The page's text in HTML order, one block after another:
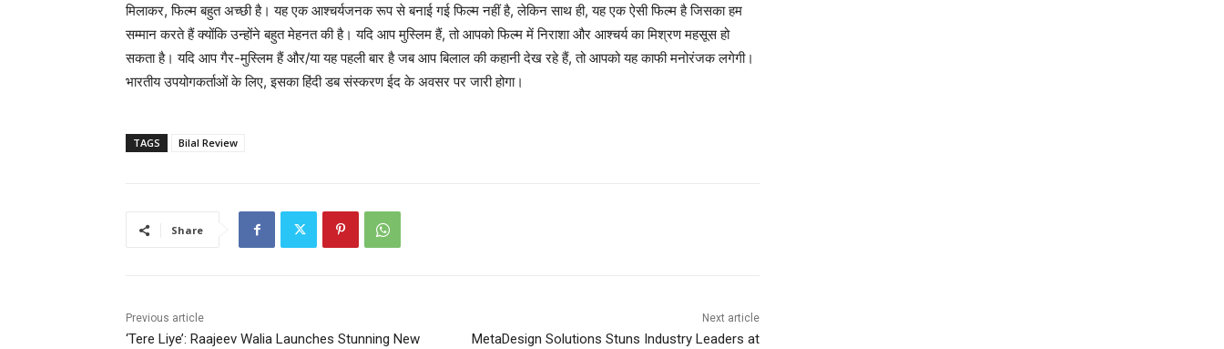
मिलाकर, फिल्म बहुत अच्छी है। यह एक आश्चर्यजनक रूप से बनाई गई फिल्म नहीं है, लेकिन साथ ही, यह एक ऐसी फिल्म है जिसका हम
सम्मान करते हैं क्योंकि उन्होंने बहुत मेहनत की है। यदि आप मुस्लिम हैं, तो आपको फिल्म में निराशा और आश्चर्य का मिश्रण महसूस हो
सकता है। यदि आप गैर-मुस्लिम हैं और/या यह पहली बार है जब आप बिलाल की कहानी देख रहे हैं, तो आपको यह काफी मनोरंजक लगेगी।
भारतीय उपयोगकर्ताओं के लिए, इसका हिंदी डब संस्करण ईद के अवसर पर जारी होगा।
TAGS Bilal Review
Share
Previous article
‘Tere Liye’: Raajeev Walia Launches Stunning New
Next article
MetaDesign Solutions Stuns Industry Leaders at